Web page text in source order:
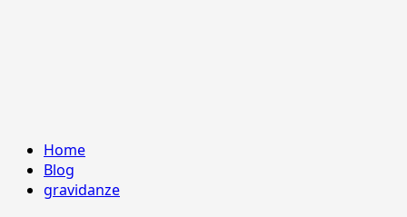
Home
Blog
gravidanze